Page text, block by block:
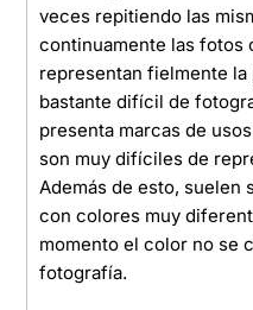
veces repitiendo las
continuamente las fotos
representan fielmente la
bastante difícil de
presenta marcas de
son muy difíciles de
Además de esto, suelen
con colores muy
momento el color no se
fotografía.